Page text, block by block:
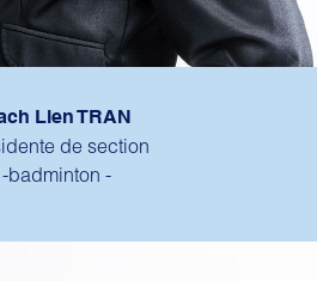
Lien TRAN
de section
-badminton -